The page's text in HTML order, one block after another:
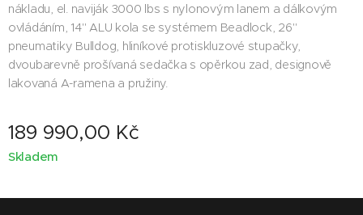
nákladu, el. naviják 3000 lbs s nylonovým lanem a dálkovým
ovládáním, 14" ALU kola se systémem Beadlock, 26"
pneumatiky Bulldog, hliníkové protiskluzové stupačky,
dvoubarevně prošívaná sedačka s opěrkou zad, designově
lakovaná A-ramena a pružiny.
189 990,00 Kč
Skladem